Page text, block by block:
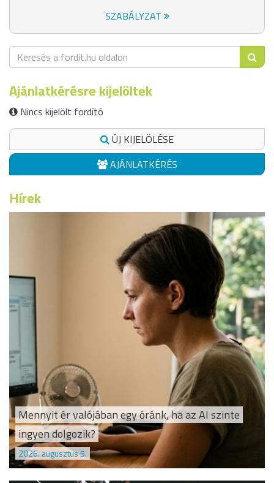
SZABÁLYZAT
Ajánlatkérésre kijelöltek
Nincs kijelölt fordító
ÚJ KIJELÖLÉSE
AJÁNLATKÉRÉS
Hírek
Mennyit ér valójában egy óránk, ha az AI szinte
ingyen dolgozik?
2026. augusztus 5.